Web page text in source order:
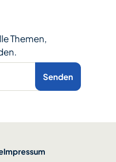
Themen,
Senden
Impressum